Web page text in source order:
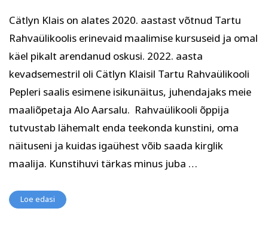
Kunst
Psühholoogia ja
eneseareng
Blogi
Projektid
Grupitellimused
ENG RUS
Facebook Instagram
Cätlyn Klais on alates 2020. aastast võtnud Tartu
Rahvaülikoolis erinevaid maalimise kursuseid ja omal
käel pikalt arendanud oskusi. 2022. aasta
kevadsemestril oli Cätlyn Klaisil Tartu Rahvaülikooli
Pepleri saalis esimene isikunäitus, juhendajaks meie
maaliõpetaja Alo Aarsalu. Rahvaülikooli õppija
tutvustab lähemalt enda teekonda kunstini, oma
näituseni ja kuidas igaühest võib saada kirglik
maalija. Kunstihuvi tärkas minus juba …
Loe edasi